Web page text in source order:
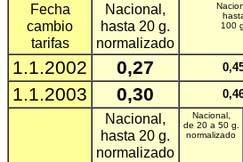
Fecha
cambio
tarifas
Nacional,
hasta 20 g.
normalizado
100 g.
1.1.2002 0,27
1.1.2003 0,30
Nacional,
hasta 20 g.
normalizado
Nacional,
de 20 a 50 g.
normalizado